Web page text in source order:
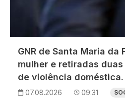
GNR de Santa Maria da
mulher e retiradas
de violência doméstica.
07.08.2026 09:31